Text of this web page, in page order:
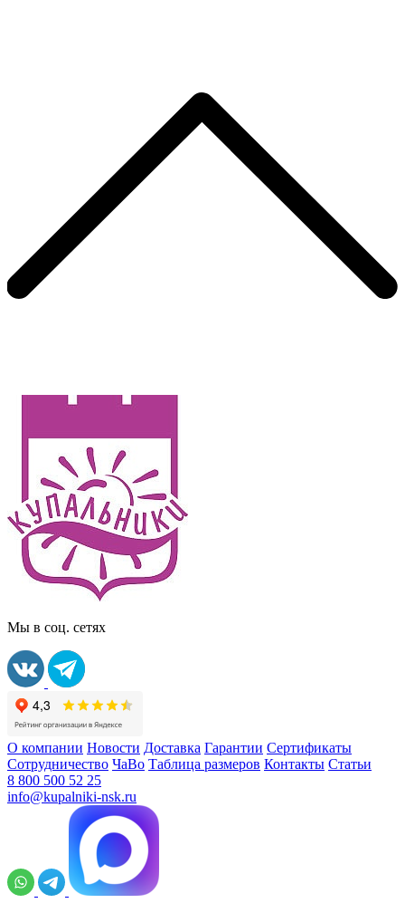
Мы в соц. сетях
О компании Новости Доставка Гарантии Сертификаты
Сотрудничество ЧаВо Таблица размеров Контакты Статьи
8 800 500 52 25
info@kupalniki-nsk.ru